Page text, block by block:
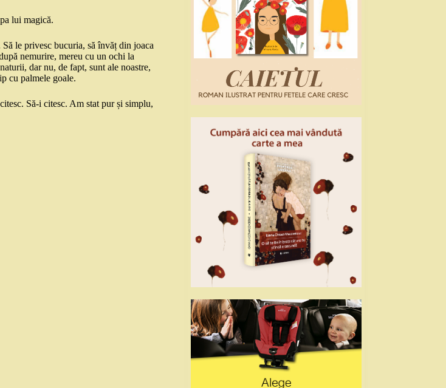
lui magică.
le privesc bucuria, să învăț din joaca
nemurire, mereu cu un ochi la
dar nu, de fapt, sunt ale noastre,
cu palmele goale.
Să-i citesc. Am stat pur și simplu,